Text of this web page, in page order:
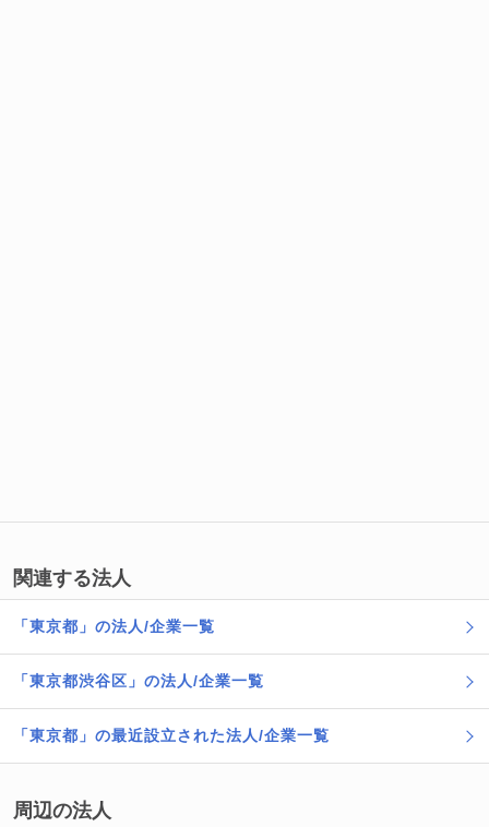
関連する法人
「東京都」の法人/企業一覧
「東京都渋谷区」の法人/企業一覧
「東京都」の最近設立された法人/企業一覧
周辺の法人